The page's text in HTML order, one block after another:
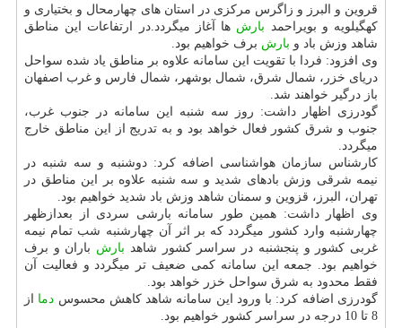
قروین و البرز و زاگرس مركزی در استان های چهارمحال و بختیاری و
كهگیلویه و بویراحمد بارش ها آغاز میگردد.در ارتفاعات این مناطق
شاهد وزش باد و بارش برف خواهیم بود.
وی افزود: فردا با تقویت این سامانه علاوه بر مناطق یاد شده سواحل
دریای خزر، شمال شرق، شمال بوشهر، شمال فارس و غرب اصفهان
باز درگیر خواهند شد.
گودرزی اظهار داشت: روز سه شنبه این سامانه در جنوب غرب،
جنوب و شرق كشور فعال خواهد بود و به تدریج از این مناطق خارج
میگردد.
كارشناس سازمان هواشناسی اضافه كرد: دوشنبه و سه شنبه در
نیمه شرقی وزش بادهای شدید و سه شنبه علاوه بر این مناطق در
تهران، البرز، قزوین و سمنان شاهد وزش باد شدید خواهیم بود.
وی اظهار داشت: همین طور سامانه بارشی سردی از بعدازظهر
چهارشنبه وارد كشور میگردد كه بر اثر آن چهارشنبه شب تمام نیمه
غربی كشور و پنجشنبه در سراسر كشور شاهد بارش باران و برف
خواهیم بود. جمعه این سامانه كمی ضعیف تر میگردد و فعالیت آن
فقط محدود به شرق سواحل خزر خواهد بود.
گودرزی اضافه كرد: با ورود این سامانه شاهد كاهش محسوس دما از
8 تا 10 درجه در سراسر كشور خواهیم بود.